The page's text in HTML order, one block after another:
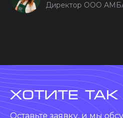
Директор ООО
хотите
Оставьте заявку, и мы